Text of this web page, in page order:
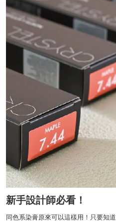
新手設計師必看！
同色系染膏原來可以這樣用！只要知道